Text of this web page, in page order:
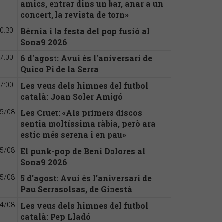
amics, entrar dins un bar, anar a un
concert, la revista de torn»
Bèrnia i la festa del pop fusió al
Sona9 2026
6 d'agost: Avui és l'aniversari de
Quico Pi de la Serra
Les veus dels himnes del futbol
català: Joan Soler Amigó
08
Les Cruet: «Als primers discos
sentia moltíssima ràbia, però ara
estic més serena i en pau»
08
El punk-pop de Beni Dolores al
Sona9 2026
08
5 d'agost: Avui és l'aniversari de
Pau Serrasolsas, de Ginestà
08
Les veus dels himnes del futbol
català: Pep Lladó